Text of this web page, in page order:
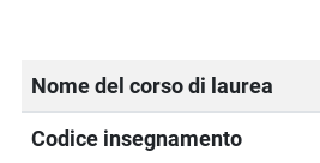
Nome del corso di laurea
Codice insegnamento